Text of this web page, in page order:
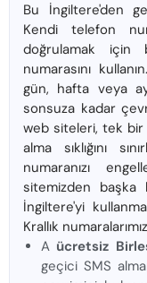
Bu İngiltere'den
Kendi telefon
doğrulamak için
numarasını
gün, hafta veya
sonsuza kadar
web siteleri, tek bir
alma sıklığını
numaranızı
sitemizden başka
İngiltere'yi
Krallık
A ücretsiz
geçici SMS